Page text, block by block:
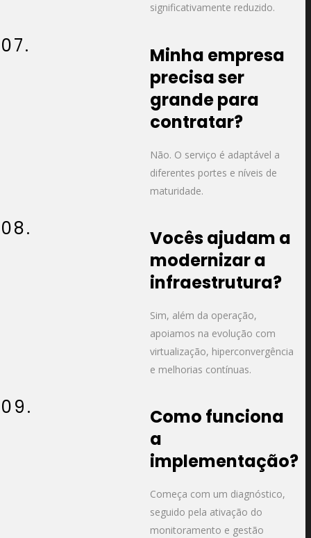
significativamente reduzido.
07.
Minha empresa
precisa ser
grande para
contratar?
Não. O serviço é adaptável a
diferentes portes e níveis de
maturidade.
08.
Vocês ajudam a
modernizar a
infraestrutura?
Sim, além da operação,
apoiamos na evolução com
virtualização, hiperconvergência
e melhorias contínuas.
09.
Como funciona
a
implementação?
Começa com um diagnóstico,
seguido pela ativação do
monitoramento e gestão